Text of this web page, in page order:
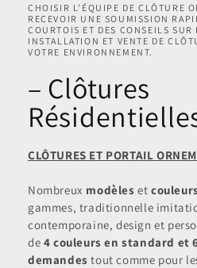
CHOISIR L’ÉQUIPE DE CLÔTURE
RECEVOIR UNE SOUMISSION
COURTOIS ET DES CONSEILS SUR
INSTALLATION ET VENTE DE
VOTRE ENVIRONNEMENT.
– Clôtures
CLÔTURES ET PORTAIL
Nombreux modèlesetcouleurs
gammes, traditionnelle
contemporaine, design et
de 4 couleurs en standard et
demandes tout comme pour